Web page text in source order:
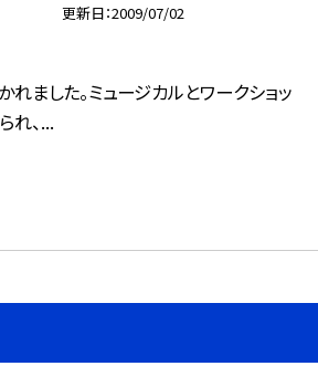
更新日 2009/07/02
ました。ミュージカルとワークショッ
れ、...